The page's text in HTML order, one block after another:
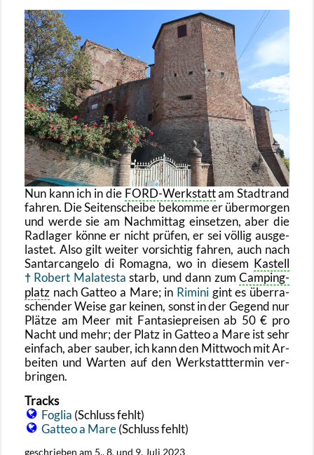
Nun kann ich in die FORD-Werk­stattam Stadt­rand
fah­ren. Die Sei­ten­schei­be be­kom­me er über­mor­gen
und werde sie am Nach­mit­tag ein­set­zen, aber die
Rad­la­ger könne er nicht prü­fen, er sei völ­lig aus­ge­
las­tet. Also gilt wei­ter vor­sich­tig fah­ren, auch nach
Sant­ar­can­ge­lo di Ro­ma­gna, wo in die­sem Kas­tell
Ro­bert Mala­tes­ta starb, und dann zumCam­ping­
platz nach Gat­teo a Mare; in Ri­mi­ni gint es über­ra­
schen­der Weise gar kei­nen, sonst in der Ge­gend nur
Plät­ze am Meer mit Fan­ta­sie­prei­sen ab 50 € pro
Nacht und mehr; der Platz in Gat­teo a Mare ist sehr
ein­fach, aber sau­ber, ich kann den Mitt­woch mit Ar­
bei­ten und War­ten auf den Werk­statt­ter­min ver­
brin­gen.
Tracks
Fo­glia (Schluss fehlt)
Gat­teo a Mare(Schluss fehlt)
ge­schrie­ben am 5., 8. und 9. Juli 2023